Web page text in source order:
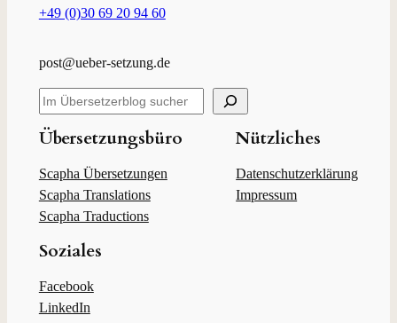
+49 (0)30 69 20 94 60
post@ueber-setzung.de
S
u
c
e
n
Übersetzungsbüro
Scapha Übersetzungen
Scapha Translations
Scapha Traductions
Nützliches
Datenschutzerklärung
Impressum
Soziales
Facebook
LinkedIn